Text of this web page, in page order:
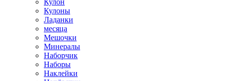
Кулон
Кулоны
Ладанки
месяца
Мешочки
Минералы
Наборчик
Наборы
Наклейки